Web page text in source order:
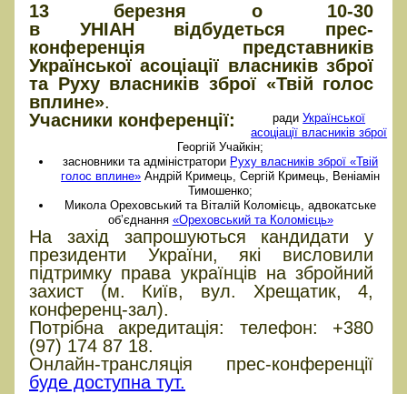
13 березня о 10-30
в УНІАН відбудеться
прес-
конференція представників
Української асоціації власників зброї
та Руху власників зброї «Твій голос
вплине».
Учасники конференції:
радиУкраїнської
асоціації власників зброї
Георгій Учайкін;
засновники та адміністратори Руху власників зброї «Твій
голос вплине» Андрій Кримець, Сергій Кримець, Веніамін
Тимошенко;
Микола Ореховський та Віталій Коломієць, адвокатське
об’єднання «Ореховський та Коломієць»
На захід запрошуються кандидати у
президенти України, які висловили
підтримку права українців на збройний
захист (м. Київ, вул. Хрещатик, 4,
конференц-зал).
Потрібна акредитація: телефон: +380
(97) 174 87 18.
Онлайн-трансляція прес-конференції
буде доступна тут.